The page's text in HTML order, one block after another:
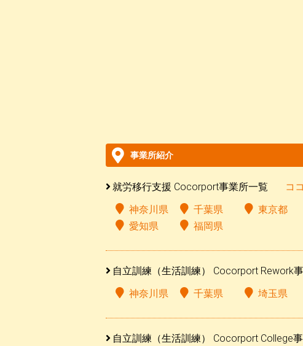
事業所紹介
就労移行支援 Cocorport事業所一覧
コ
神奈川県
千葉県 東京都
愛知県
福岡県
自立訓練（生活訓練） Cocorport Rework
神奈川県
千葉県 埼玉県
自立訓練（生活訓練） Cocorport College